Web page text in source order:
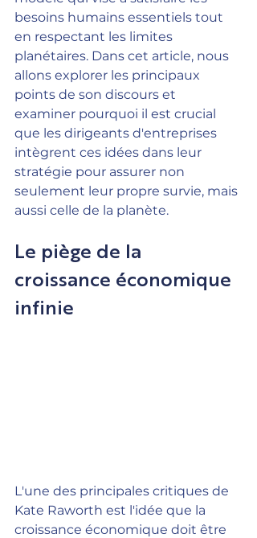
besoins humains essentiels tout
en respectant les limites
planétaires. Dans cet article, nous
allons explorer les principaux
points de son discours et
examiner pourquoi il est crucial
que les dirigeants d'entreprises
intègrent ces idées dans leur
stratégie pour assurer non
seulement leur propre survie, mais
aussi celle de la planète.
Le piège de la
croissance économique
infinie
L'une des principales critiques de
Kate Raworth est l'idée que la
croissance économique doit être